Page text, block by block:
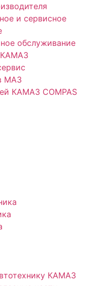
и сервисное
обслуживание
КАМАЗ
МАЗ
КАМАЗ COMPAS
КАМАЗ